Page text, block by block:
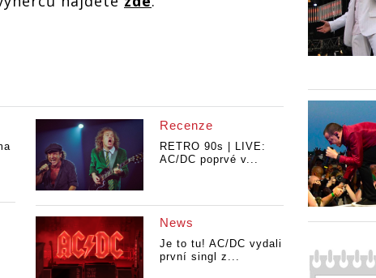
AC/DC
Recenze
RETRO 90s | LIVE:
AC/DC poprvé v...
News
Je to tu! AC/DC vydali
první singl z...